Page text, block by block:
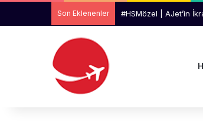
Son Eklenenler #HSMözel | AJet’in